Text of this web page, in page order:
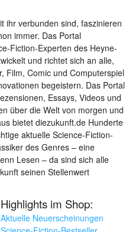
ihr verbunden sind, faszinieren
immer. Das Portal
Fiction-Experten des Heyne-
und richtet sich an alle,
Film, Comic und Computerspiel
begeistern. Das Portal
Essays, Videos und
über die Welt von morgen und
bietet diezukunft.de Hunderte
aktuelle Science-Fiction-
des Genres – eine
Lesen – da sind sich alle
seinen Stellenwert
Highlights im Shop:
Aktuelle Neuerscheinungen